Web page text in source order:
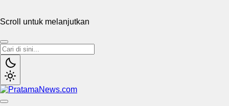
Scroll untuk melanjutkan